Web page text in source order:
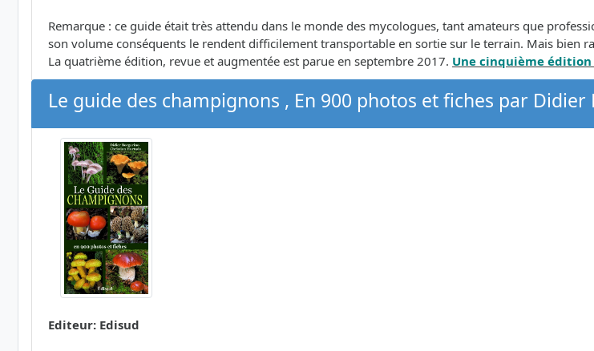
Remarque : ce guide était très attendu dans le monde des mycologues, tant amateurs que
son volume conséquents le rendent difficilement transportable en sortie sur le terrain. Mais bien
La quatrième édition, revue et augmentée est parue en septembre 2017. Une cinquième édition
Le guide des champignons , En 900 photos et fiches par
Editeur: Edisud